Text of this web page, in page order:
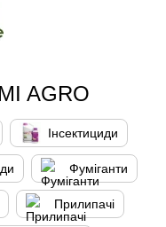
AGRO
Інсектициди
Фуміганти
Прилипачі